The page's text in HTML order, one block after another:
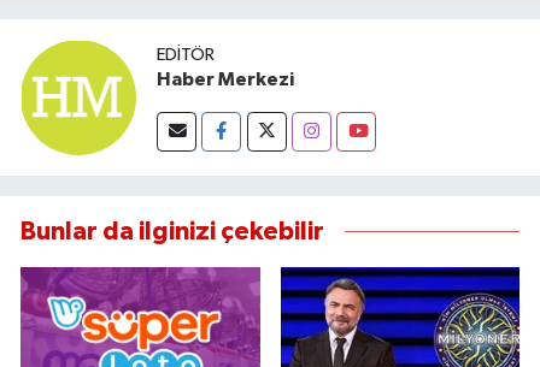
EDITÖR
Haber Merkezi
Bunlar da ilginizi çekebilir